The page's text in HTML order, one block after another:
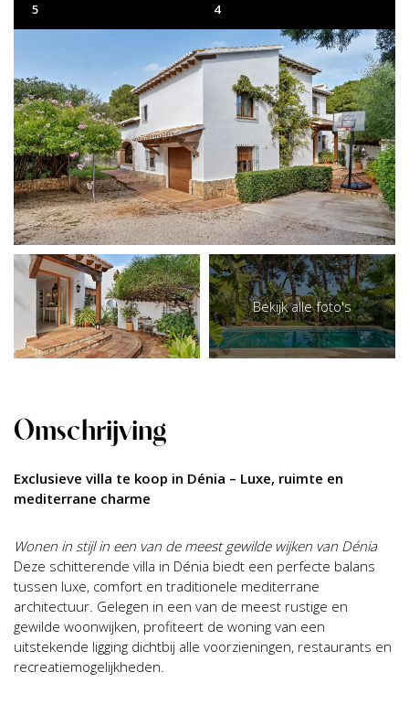
5
4
Bekijk alle foto's
Omschrijving
Exclusieve villa te koop in Dénia – Luxe, ruimte en
mediterrane charme
Wonen in stijl in een van de meest gewilde wijken van Dénia
Deze schitterende villa in Dénia biedt een perfecte balans
tussen luxe, comfort en traditionele mediterrane
architectuur. Gelegen in een van de meest rustige en
gewilde woonwijken, profiteert de woning van een
uitstekende ligging dichtbij alle voorzieningen, restaurants en
recreatiemogelijkheden.